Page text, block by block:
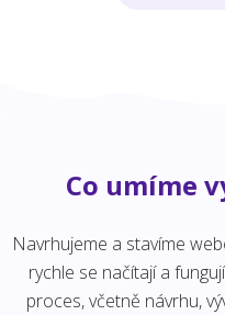
Co umíme
Navrhujeme a stavíme
rychle se načítají a
proces, včetně návrhu,